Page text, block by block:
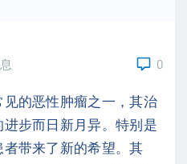
0
的恶性肿瘤之一，其治
步而日新月异。特别是
带来了新的希望。其